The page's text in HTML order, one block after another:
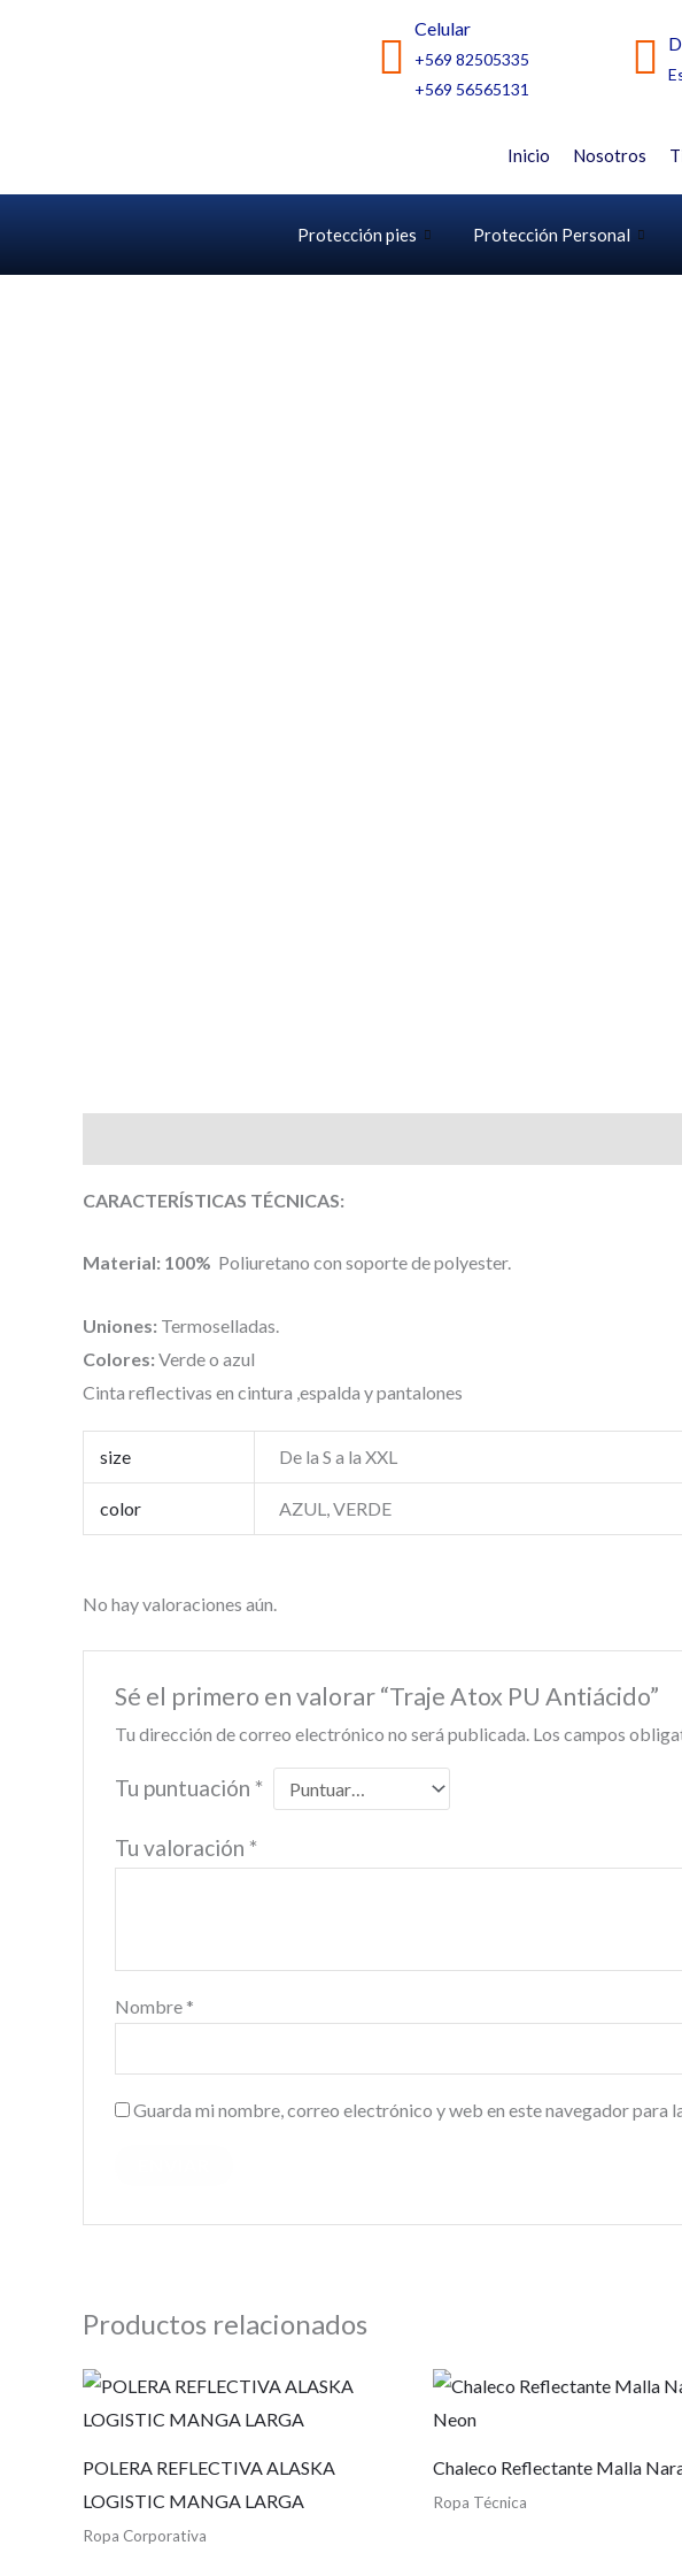
Celular
+569 82505335
+569 56565131
Inicio Nosotros
Protección pies Protección Personal
CARACTERÍSTICAS TÉCNICAS:
Material: 100% Poliuretano con soporte de polyester.
Uniones: Termoselladas.
Colores: Verde o azul
Cinta reflectivas en cintura ,espalda y pantalones
size De la S a la XXL
color AZUL, VERDE
No hay valoraciones aún.
Sé el primero en valorar “Traje Atox PU Antiácido”
Tu dirección de correo electrónico no será publicada. Los campos
Tu puntuación *
Tu valoración *
Nombre *
Guarda mi nombre, correo electrónico y web en este navegador para
Productos relacionados
POLERA REFLECTIVA ALASKA
LOGISTIC MANGA LARGA
Ropa Corporativa
Chaleco Reflectante Malla
Ropa Técnica